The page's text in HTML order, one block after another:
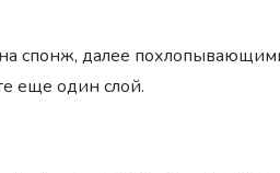
спонж, далее
еще один слой.